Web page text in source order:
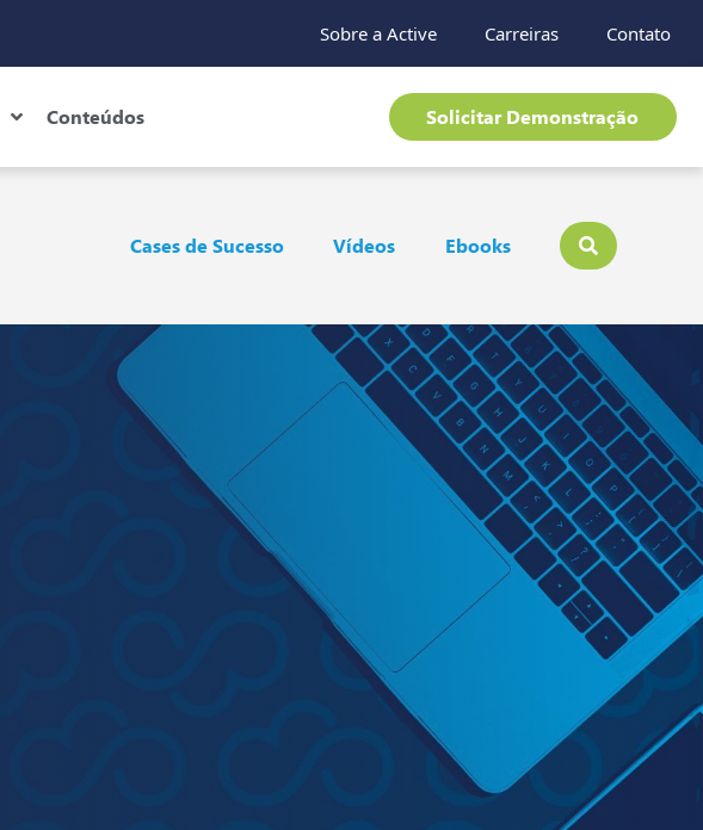
Sobre a Active Carreiras Contato
Conteúdos Solicitar Demonstração
Cases de Sucesso Vídeos Ebooks